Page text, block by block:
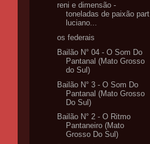
reni e dimensão -
toneladas de paixão part
luciano...
os federais
Bailão N° 04 - O Som Do
Pantanal (Mato Grosso
do Sul)
Bailão N° 3 - O Som Do
Pantanal (Mato Grosso
Do Sul)
Bailão N° 2 - O Ritmo
Pantaneiro (Mato
Grosso Do Sul)